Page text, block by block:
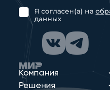
Компания
Решения
Я согласен(а) на
данных